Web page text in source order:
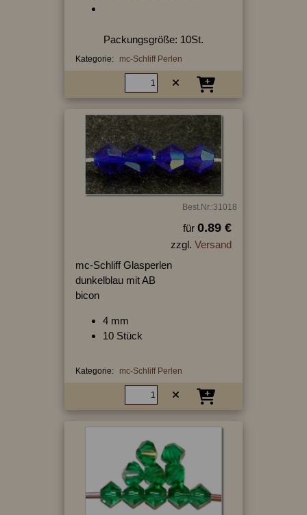
Packungsgröße: 10St.
Kategorie: mc-Schliff Perlen
Best.Nr.:31018
für 0.89 €
zzgl. Versand
mc-Schliff Glasperlen
dunkelblau mit AB
bicon
4 mm
10 Stück
Kategorie: mc-Schliff Perlen